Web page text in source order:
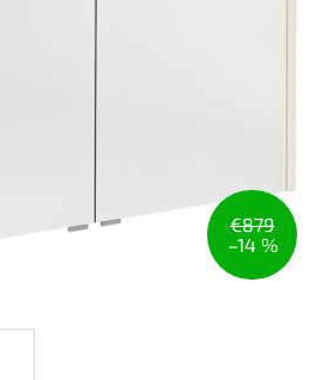
€879
–14 %